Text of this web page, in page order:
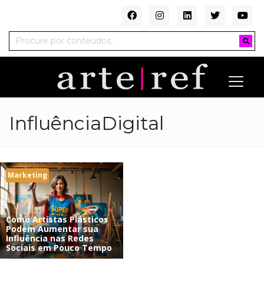
InfluênciaDigital
Marketing
Como Artistas Plásticos
Podem Aumentar sua
Influência nas Redes
Sociais em Pouco Tempo